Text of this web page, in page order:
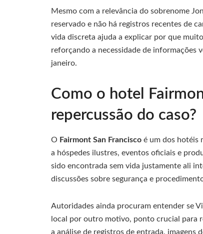
Mesmo com a relevância do sobrenome
reservado e não há registros recentes de
vida discreta ajuda a explicar por que
reforçando a necessidade de informações
janeiro.
Como o hotel
repercussão do caso?
O Fairmont San Francisco é um dos hotéis
a hóspedes ilustres, eventos oficiais e
sido encontrada sem vida justamente ali
discussões sobre segurança e
Autoridades ainda procuram entender se
local por outro motivo, ponto crucial para
a análise de registros de entrada, imagens